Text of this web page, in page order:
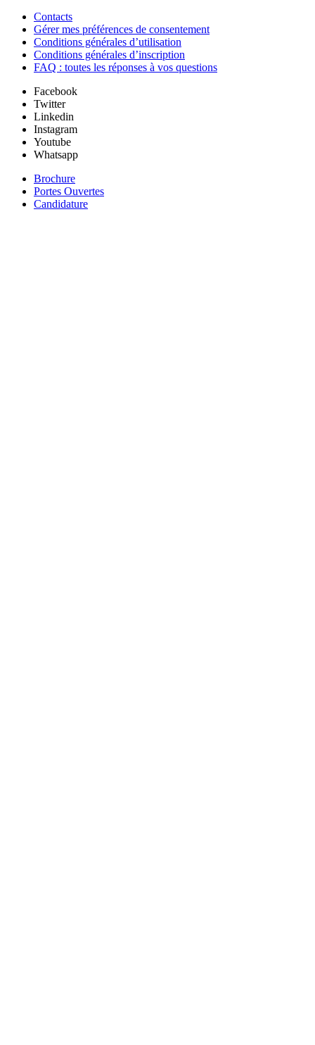
Contacts
Gérer mes préférences de consentement
Conditions générales d’utilisation
Conditions générales d’inscription
FAQ : toutes les réponses à vos questions
Facebook
Twitter
Linkedin
Instagram
Youtube
Whatsapp
Brochure
Portes Ouvertes
Candidature